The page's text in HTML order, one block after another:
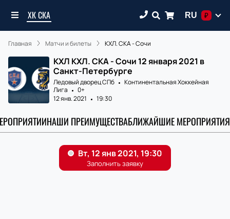
ХК СКА RU ₽
Главная Матчи и билеты КХЛ. СКА - Сочи
КХЛ КХЛ. СКА - Сочи 12 января 2021 в
Санкт-Петербурге
Ледовый дворец СПб
Континентальная Хоккейная
Лига
0+
12 янв. 2021
19:30
НАШИ ПРЕИМУЩЕСТВАБЛИЖАЙШИЕ МЕРОПРИЯТИЯ